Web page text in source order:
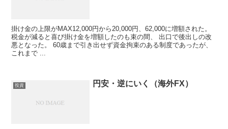
掛け金の上限がMAX12,000円から20,000円、62,000に増額された。
税金が減ると喜び掛け金を増額したのも束の間、 出口で後出しの改
悪となった。 60歳まで引き出せず資金拘束のある制度であったが、
これまで ...
投資 円安・逆にいく（海外FX）